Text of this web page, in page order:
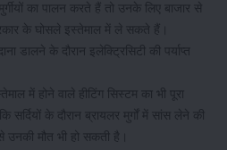
का पालन करते हैं तो उनके लिए बाजार से
के घोसले इस्तेमाल में ले सकते हैं।
डालने के दौरान इलेक्ट्रिसिटी की पर्याप्त
में होने वाले हीटिंग सिस्टम का भी पूरा
सर्दियों के दौरान ब्रायलर मुर्गों में सांस लेने की
मौत भी हो सकती है।